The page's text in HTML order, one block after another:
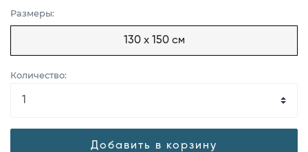
Размеры:
130 x 150 см
Количество:
Добавить в корзину